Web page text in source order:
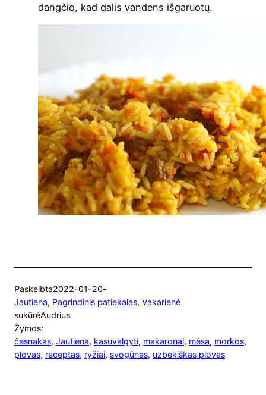
dang­čio, kad dalis van­dens išgaruotų.
Paskelbta2022-01-20-
Jautiena, Pagrindinis patiekalas, Vakarienė
sukūrėAudrius
Žymos:
česnakas, Jautiena, kasuvalgyti, makaronai, mėsa, morkos
plovas, receptas, ryžiai, svogūnas, uzbekiškas plovas